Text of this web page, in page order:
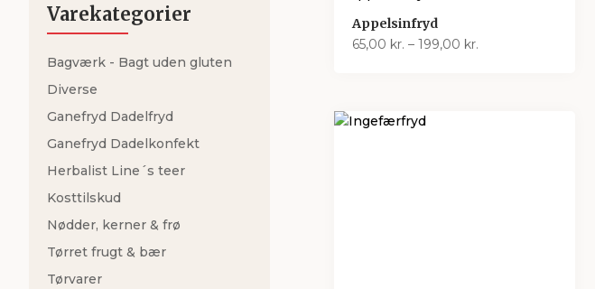
Appelsinfryd
65,00 kr. – 199,00 kr.Prisinterval:
Varekategorier
Bagværk - Bagt uden gluten
Diverse
Ganefryd Dadelfryd
Ganefryd Dadelkonfekt
Herbalist Line´s teer
Kosttilskud
Nødder, kerner & frø
Tørret frugt & bær
Tørvarer